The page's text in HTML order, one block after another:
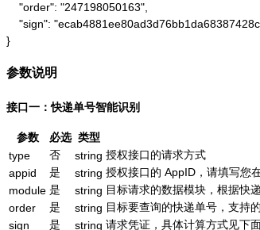
    "order": "247198050163",
"sign":
}
参数说明
接口一：快递单号智能识别
参数 必选 类型
type
否 string 授权接口的请求方式
appid
是 string 授权接口的 AppID，请填写您
module 是 string 目标请求的数据模块，根据快
order
是 string 目标要查询的快递单号，支持
sign
是 string 请求凭证，具体计算方式见下